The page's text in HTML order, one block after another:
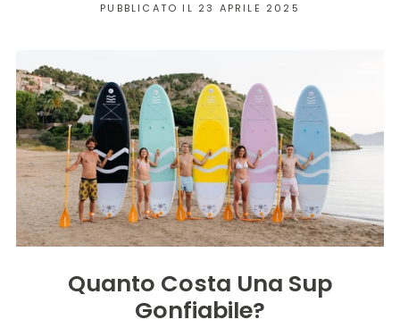
PUBBLICATO IL 23 APRILE 2025
Quanto Costa Una Sup
Gonfiabile?